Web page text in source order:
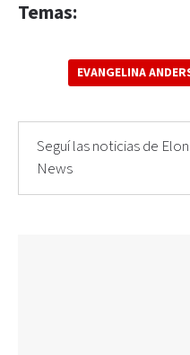
Temas:
EVANGELINA
Seguí las noticias de
News